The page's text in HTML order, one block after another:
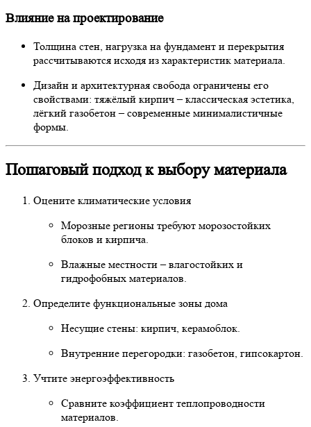
Влияние на проектирование
Толщина стен, нагрузка на фундамент и перекрытия
рассчитываются исходя из характеристик материала.
Дизайн и архитектурная свобода ограничены его
свойствами: тяжёлый кирпич – классическая эстетика,
лёгкий газобетон – современные минималистичные
формы.
Пошаговый подход к выбору материала
Оцените климатические условия
Морозные регионы требуют морозостойких
блоков и кирпича.
Влажные местности – влагостойких и
гидрофобных материалов.
Определите функциональные зоны дома
Несущие стены: кирпич, керамоблок.
Внутренние перегородки: газобетон, гипсокартон.
Учтите энергоэффективность
Сравните коэффициент теплопроводности
материалов.